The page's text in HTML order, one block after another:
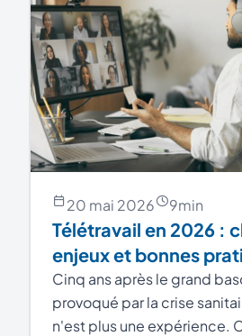
20 mai 2026 9min
Télétravail en 2026 :
enjeux et bonnes
Cinq ans après le grand
provoqué par la crise
n'est plus une expérience.